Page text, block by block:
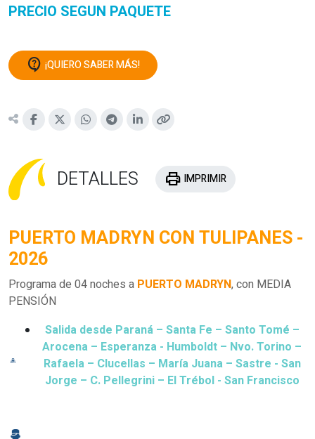
PRECIO SEGUN PAQUETE
contact_support ¡QUIERO SABER MÁS!
DETALLES print IMPRIMIR
PUERTO MADRYN CON TULIPANES -
2026
Programa de 04 noches a PUERTO MADRYN, con MEDIA
PENSIÓN
Salida desde Paraná – Santa Fe – Santo Tomé –
Arocena – Esperanza - Humboldt – Nvo. Torino –
Rafaela – Clucellas – María Juana – Sastre - San
Jorge – C. Pellegrini – El Trébol - San Francisco